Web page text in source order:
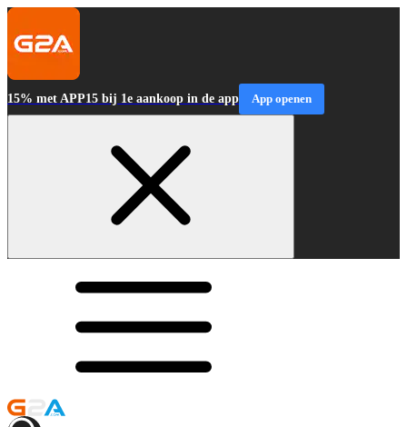
15% met APP15 bij 1e aankoop in de app App openen